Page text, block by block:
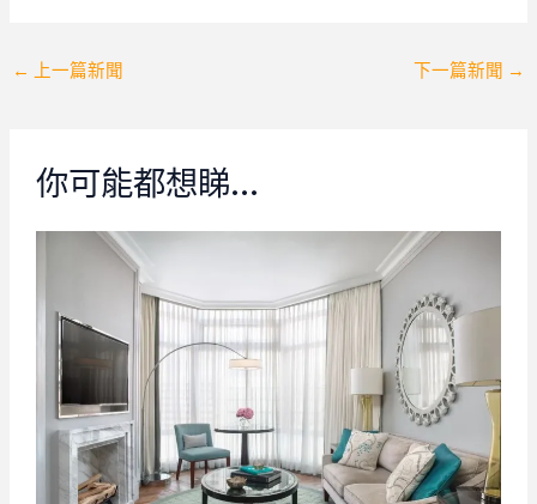
Post
← 上一篇新聞 下一篇新聞 →
你可能都想睇…